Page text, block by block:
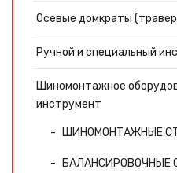
Осевые домкраты
Ручной и специальный
Шиномонтажное
инструмент
ШИНОМОНТАЖНЫЕ
БАЛАНСИРОВОЧНЫЕ